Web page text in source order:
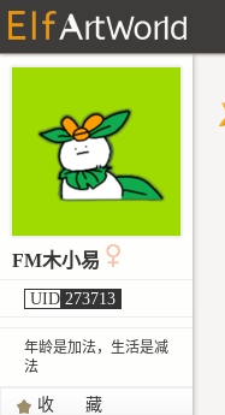
FM木小易
UID 273713
年龄是加法，生活是减
法
收 藏